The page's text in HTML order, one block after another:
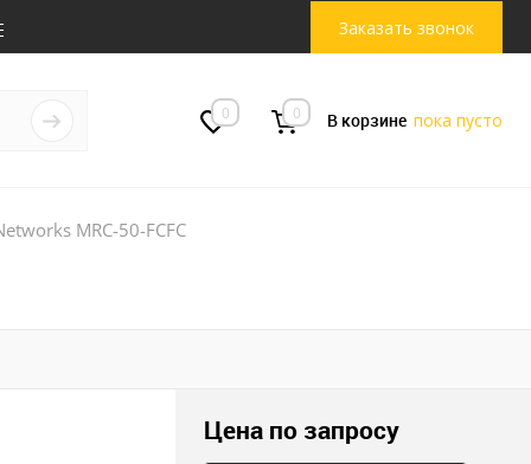
Заказать звонок
0 0 В корзине пока пусто
MRC-50-FCFC
Цена по запросу